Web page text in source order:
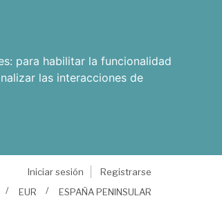
para habilitar la funcionalidad
las interacciones de
Iniciar sesión
Registrarse
EUR ESPAÑA PENINSULAR